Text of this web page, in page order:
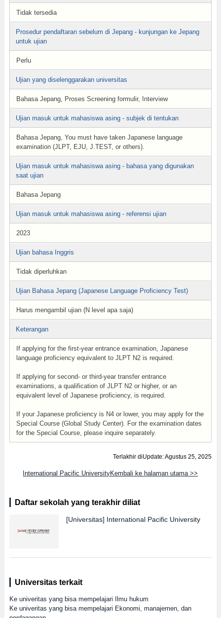
Tidak tersedia
Prosedur pendaftaran sebelum di Jepang - kunjungan ke Jepang
untuk ujian
Perlu
Ujian yang diselenggarakan universitas
Bahasa Jepang, Proses Screening formulir, Interview
Ujian masuk untuk mahasiswa asing - subjek di tentukan
Bahasa Jepang, You must have taken Japanese language
examination (JLPT, EJU, J.TEST, or others).
Ujian masuk untuk mahasiswa asing - bahasa yang digunakan
saat ujian
Bahasa Jepang
Ujian masuk untuk mahasiswa asing - referensi ujian
2023
Ujian bahasa Inggris
Tidak diperluhkan
Ujian Bahasa Jepang (Japanese Language Proficiency Test)
Harus mengambil ujian (N level apa saja)
Keterangan
If applying for the first-year entrance examination, Japanese
language proficiency equivalent to JLPT N2 is required.
If applying for second- or third-year transfer entrance
examinations, a qualification of JLPT N2 or higher, or an
equivalent level of Japanese proficiency, is required.
If your Japanese proficiency is N4 or lower, you may apply for the
Special Course (Global Study Center). For the examination dates
for the Special Course, please inquire separately.
Terlakhir diUpdate: Agustus 25, 2025
International Pacific UniversityKembali ke halaman utama >>
Daftar sekolah yang terakhir diliat
[Universitas] International Pacific University
Universitas terkait
Ke univeritas yang bisa mempelajari Ilmu hukum
Ke univeritas yang bisa mempelajari Ekonomi, manajemen, dan